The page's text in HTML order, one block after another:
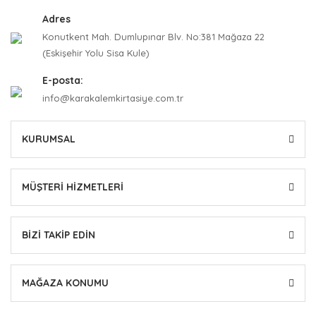
Adres
Konutkent Mah. Dumlupınar Blv. No:381 Mağaza 22
(Eskişehir Yolu Sisa Kule)
E-posta:
info@karakalemkirtasiye.com.tr
KURUMSAL
MÜŞTERİ HİZMETLERİ
BİZİ TAKİP EDİN
MAĞAZA KONUMU